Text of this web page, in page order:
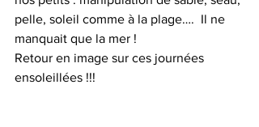
pelle, soleil comme à la plage….  Il ne
manquait que la mer !
Retour en image sur ces journées
ensoleillées !!!